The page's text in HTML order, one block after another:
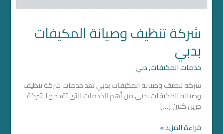
شركة تنظيف وصيانة المكيفات
بدبي
خدمات المكيفات,دبي
شركة تنظيف وصيانة المكيفات بدبي تعد خدمات شركة تنظيف
وصيانة المكيفات بدبي من أهم الخدمات التي تقدمها شركة
جرين كلين […]
قراءة المزيد »